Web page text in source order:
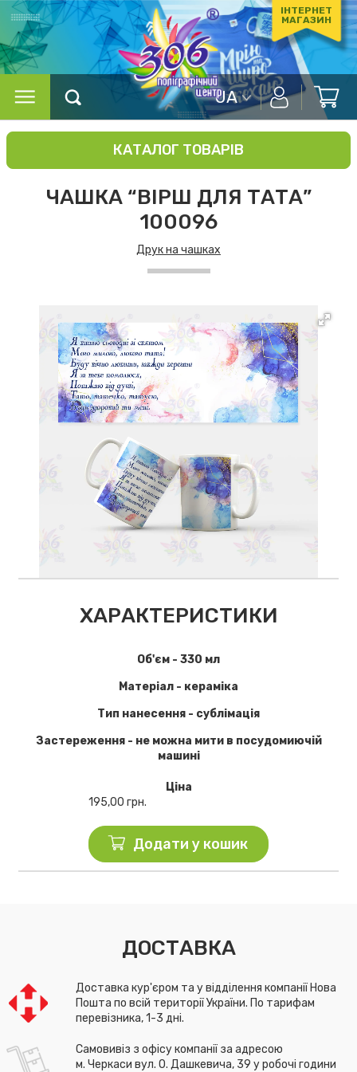
ІНТЕРНЕТ
МАГАЗИН
UA
КАТАЛОГ ТОВАРІВ
ЧАШКА “ВІРШ ДЛЯ ТАТА”
100096
Друк на чашках
ХАРАКТЕРИСТИКИ
Об'єм - 330 мл
Матеріал - кераміка
Тип нанесення - сублімація
Застереження - не можна мити в посудомиючій
машині
Ціна
195,00 грн.
Додати у кошик
ДОСТАВКА
Доставка кур'єром та у відділення компанії Нова
Пошта по всій території України. По тарифам
перевізника, 1-3 дні.
Самовивіз з офісу компанії за адресою
м. Черкаси вул. О. Дашкевича, 39 у робочі години